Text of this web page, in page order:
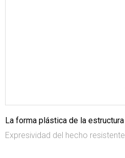
La forma plástica de la estructura
Expresividad del hecho resistente